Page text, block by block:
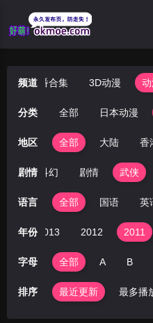
频道哩番合集 3D动漫
分类 全部 日本动漫
地区 全部 大陆 香
剧情 科幻 剧情 武侠
语言 全部 国语 英
年份2013 2012 2011
字母 全部 A B
排序 最近更新 最多播